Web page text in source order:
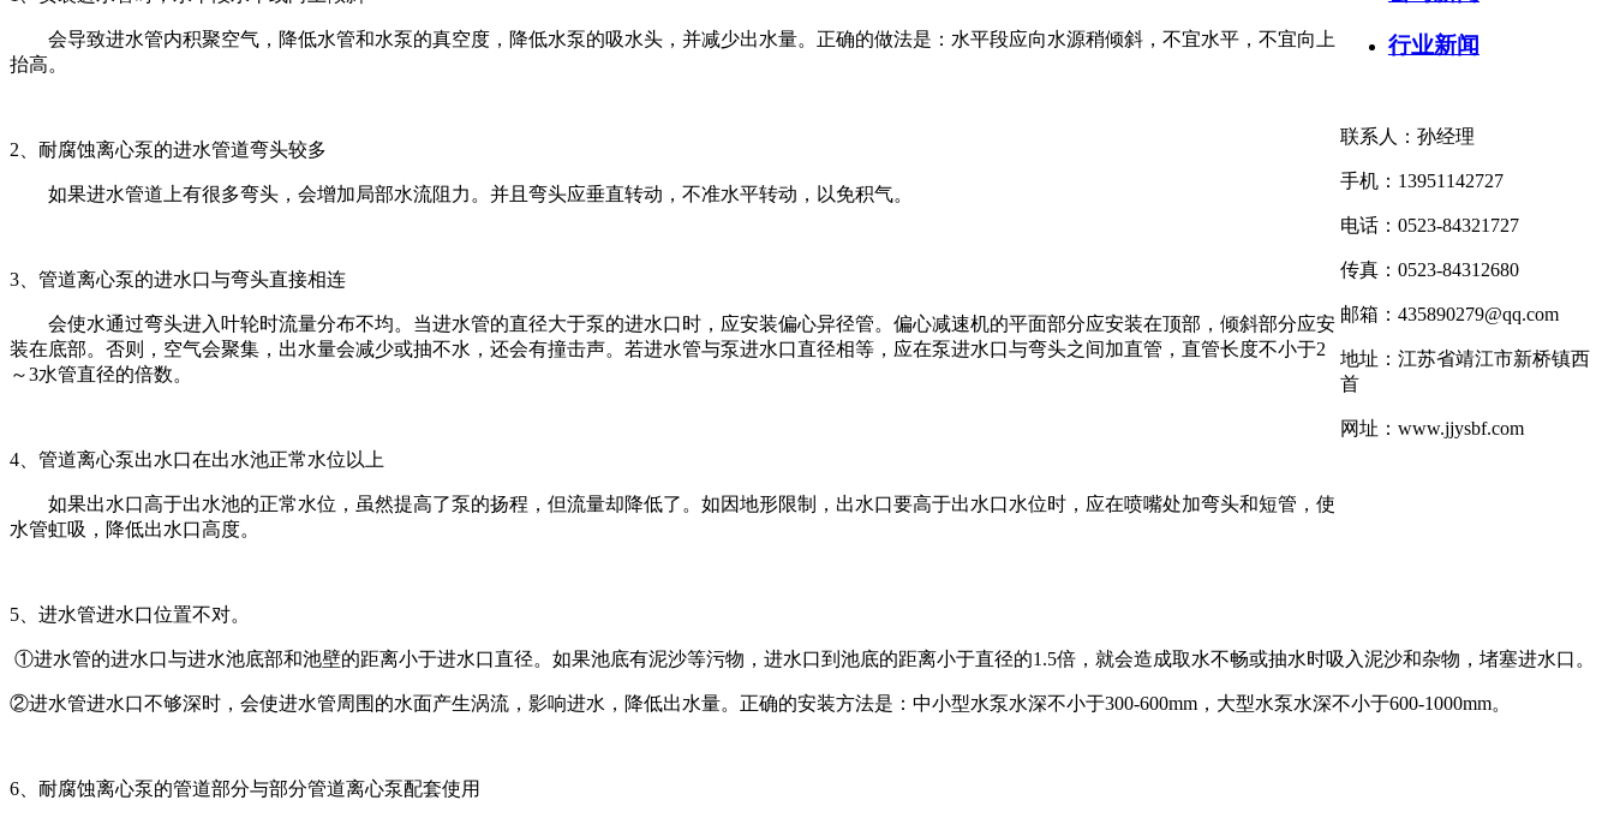
行业新闻
联系人：孙经理
手机：13951142727
电话：0523-84321727
传真：0523-84312680
邮箱：435890279@qq.com
地址：江苏省靖江市新桥镇西
首
网址：www.jjysbf.com
会导致进水管内积聚空气，降低水管和水泵的真空度，降低水泵的吸水头，并减少出水量。正确的做法是：水平段应向水源稍倾斜，不宜水平，不宜向上
抬高。
2、耐腐蚀离心泵的进水管道弯头较多
如果进水管道上有很多弯头，会增加局部水流阻力。并且弯头应垂直转动，不准水平转动，以免积气。
3、管道离心泵的进水口与弯头直接相连
会使水通过弯头进入叶轮时流量分布不均。当进水管的直径大于泵的进水口时，应安装偏心异径管。偏心减速机的平面部分应安装在顶部，倾斜部分应安
装在底部。否则，空气会聚集，出水量会减少或抽不水，还会有撞击声。若进水管与泵进水口直径相等，应在泵进水口与弯头之间加直管，直管长度不小于2
～3水管直径的倍数。
4、管道离心泵出水口在出水池正常水位以上
如果出水口高于出水池的正常水位，虽然提高了泵的扬程，但流量却降低了。如因地形限制，出水口要高于出水口水位时，应在喷嘴处加弯头和短管，使
水管虹吸，降低出水口高度。
5、进水管进水口位置不对。
①进水管的进水口与进水池底部和池壁的距离小于进水口直径。如果池底有泥沙等污物，进水口到池底的距离小于直径的1.5倍，就会造成取水不畅或抽水时吸入泥沙和杂物，堵塞进水口。
②进水管进水口不够深时，会使进水管周围的水面产生涡流，影响进水，降低出水量。正确的安装方法是：中小型水泵水深不小于300-600mm，大型水泵水深不小于600-1000mm。
6、耐腐蚀离心泵的管道部分与部分管道离心泵配套使用